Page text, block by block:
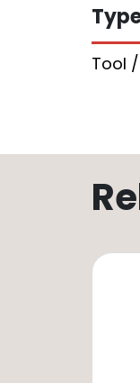
Tool